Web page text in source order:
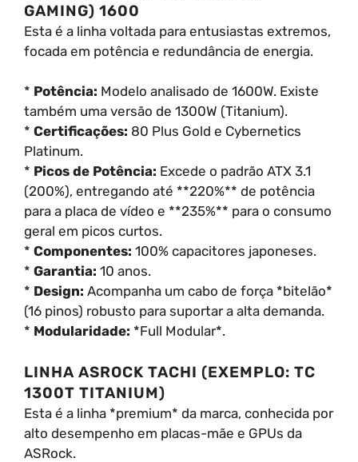
GAMING) 1600
Esta é a linha voltada para entusiastas extremos,
focada em potência e redundância de energia.
* Potência: Modelo analisado de 1600W. Existe
também uma versão de 1300W (Titanium).
* Certificações: 80 Plus Gold e Cybernetics
Platinum.
* Picos de Potência: Excede o padrão ATX 3.1
(200%), entregando até **220%** de potência
para a placa de vídeo e **235%** para o consumo
geral em picos curtos.
* Componentes: 100% capacitores japoneses.
* Garantia: 10 anos.
* Design: Acompanha um cabo de força *bitelão*
(16 pinos) robusto para suportar a alta demanda.
* Modularidade: *Full Modular*.
LINHA ASROCK TACHI (EXEMPLO: TC
1300T TITANIUM)
Esta é a linha *premium* da marca, conhecida por
alto desempenho em placas-mãe e GPUs da
ASRock.